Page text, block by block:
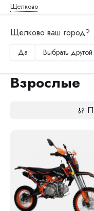
Щелково
Щелково ваш город?
Да Выбрать
Главная Электроскутеры
Взрослые